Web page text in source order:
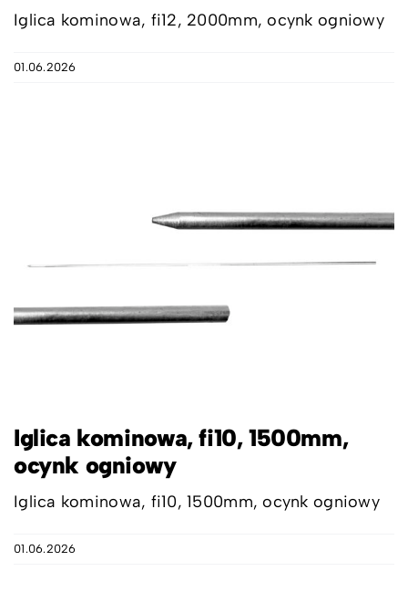
Iglica kominowa, fi12, 2000mm, ocynk ogniowy
01.06.2026
Iglica kominowa, fi10, 1500mm,
ocynk ogniowy
Iglica kominowa, fi10, 1500mm, ocynk ogniowy
01.06.2026